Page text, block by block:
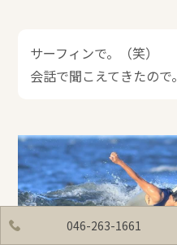
サーフィンで。（笑）
会話で聞こえてきたので。
046-263-1661